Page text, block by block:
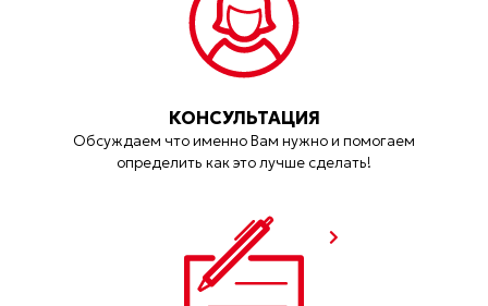
КОНСУЛЬТАЦИЯ
Обсуждаем что именно Вам нужно и помогаем
определить как это лучше сделать!